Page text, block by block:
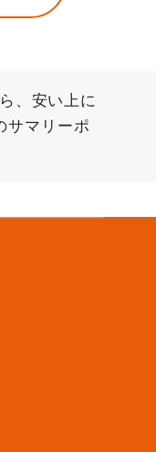
、安い上に
サマリーポ